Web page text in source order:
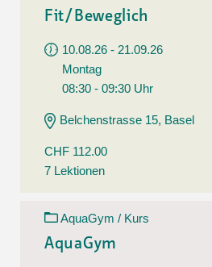
Fit/Beweglich
10.08.26 - 21.09.26
Montag
08:30 - 09:30 Uhr
Belchenstrasse 15, Basel
CHF 112.00
7 Lektionen
AquaGym / Kurs
AquaGym